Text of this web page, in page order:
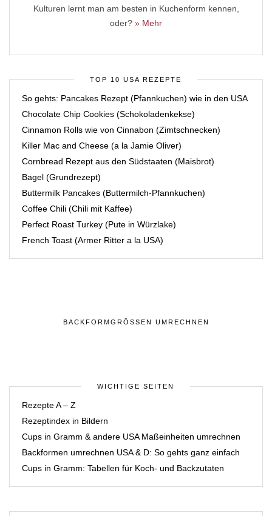
Kulturen lernt man am besten in Kuchenform kennen,
oder? » Mehr
TOP 10 USA REZEPTE
So gehts: Pancakes Rezept (Pfannkuchen) wie in den USA
Chocolate Chip Cookies (Schokoladenkekse)
Cinnamon Rolls wie von Cinnabon (Zimtschnecken)
Killer Mac and Cheese (a la Jamie Oliver)
Cornbread Rezept aus den Südstaaten (Maisbrot)
Bagel (Grundrezept)
Buttermilk Pancakes (Buttermilch-Pfannkuchen)
Coffee Chili (Chili mit Kaffee)
Perfect Roast Turkey (Pute in Würzlake)
French Toast (Armer Ritter a la USA)
BACKFORMGRÖSSEN UMRECHNEN
WICHTIGE SEITEN
Rezepte A – Z
Rezeptindex in Bildern
Cups in Gramm & andere USA Maßeinheiten umrechnen
Backformen umrechnen USA & D: So gehts ganz einfach
Cups in Gramm: Tabellen für Koch- und Backzutaten